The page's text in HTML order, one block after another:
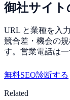
御社サイト
URL と業種を入
競合差・機会の
す。営業電話は一
無料SEO診断する
Related